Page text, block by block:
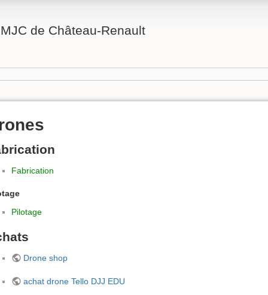
de Château-Renault
Fabrication
Pilotage
Drone shop
achat drone Tello DJJ EDU